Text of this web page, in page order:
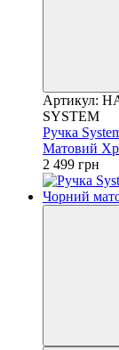
Артикул:
SYSTEM
Ручка
Матовий
2 499 грн